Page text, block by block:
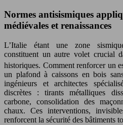
Normes antisismiques
médiévales et renaissances
L’Italie étant une zone
constituent un autre volet crucial
historiques. Comment renforcer un
un plafond à caissons en bois
ingénieurs et architectes
discrètes : tirants métalliques
carbone, consolidation des
chaux. Ces interventions,
renforcent la sécurité des bâtiments